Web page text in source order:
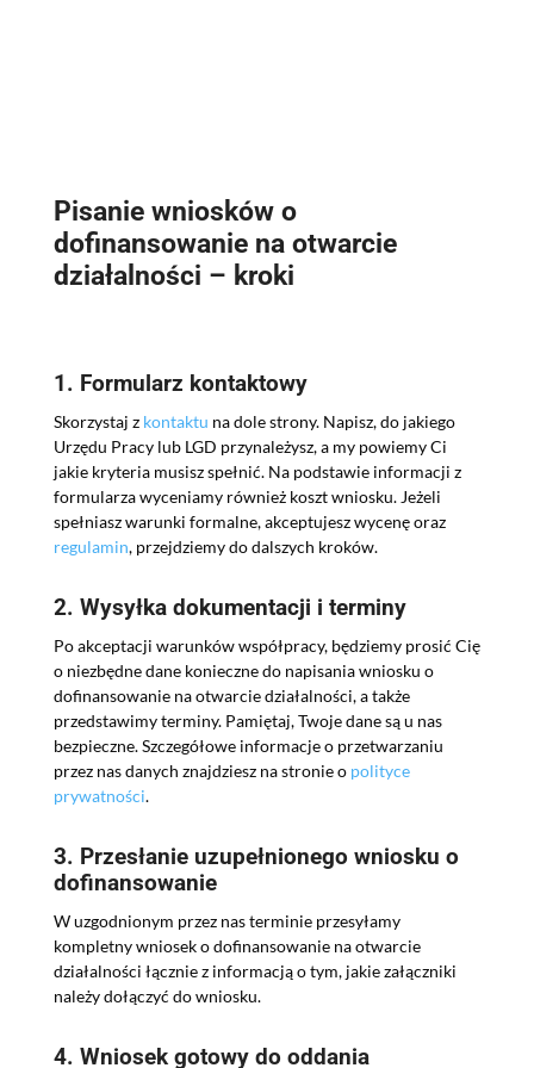
Pisanie wniosków o
dofinansowanie na otwarcie
działalności – kroki
1. Formularz kontaktowy
Skorzystaj z kontaktu na dole strony. Napisz, do jakiego
Urzędu Pracy lub LGD przynależysz, a my powiemy Ci
jakie kryteria musisz spełnić. Na podstawie informacji z
formularza wyceniamy również koszt wniosku. Jeżeli
spełniasz warunki formalne, akceptujesz wycenę oraz
regulamin, przejdziemy do dalszych kroków.
2. Wysyłka dokumentacji i terminy
Po akceptacji warunków współpracy, będziemy prosić Cię
o niezbędne dane konieczne do napisania wniosku o
dofinansowanie na otwarcie działalności, a także
przedstawimy terminy. Pamiętaj, Twoje dane są u nas
bezpieczne. Szczegółowe informacje o przetwarzaniu
przez nas danych znajdziesz na stronie o polityce
prywatności.
3. Przesłanie uzupełnionego wniosku o
dofinansowanie
W uzgodnionym przez nas terminie przesyłamy
kompletny wniosek o dofinansowanie na otwarcie
działalności łącznie z informacją o tym, jakie załączniki
należy dołączyć do wniosku.
4. Wniosek gotowy do oddania